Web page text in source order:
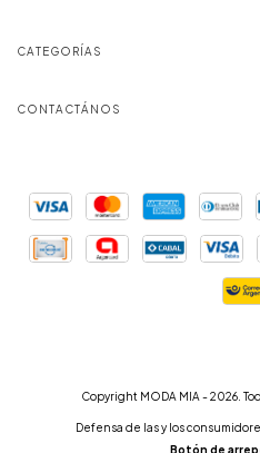
CATEGORÍAS
CONTACTÁNOS
Copyright MODA MIA - 2026.
Defensa de las y los
Botón de